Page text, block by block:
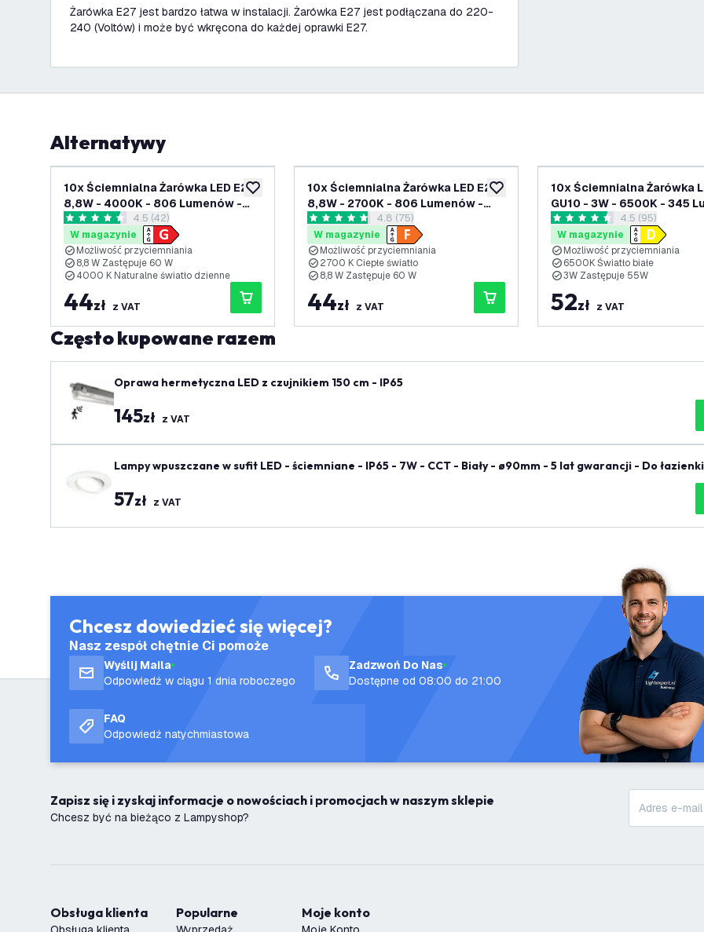
Żarówka E27 jest bardzo łatwa w instalacji. Żarówka E27 jest podłączana do 220-
240 (Voltów) i może być wkręcona do każdej oprawki E27.
Alternatywy
dodaj do listy życzeń
10x Ściemnialna Żarówka LED E27 -
8,8W - 4000K - 806 Lumenów -
Pakiet Rabatowyotwórz panel recenzji
4.5 Gwiazdki oceny
4.5 (42)
W magazynie
Możliwość przyciemniania
8,8 W Zastępuje 60 W
4000 K Naturalne światło dzienne
44zł z VAT
dodaj do listy życzeń
10x Ściemnialna Żarówka LED E27 -
8,8W - 2700K - 806 Lumenów -
Pakiet Rabatowyotwórz panel recenzji
4.8 Gwiazdki oceny
4.8 (75)
W magazynie
Możliwość przyciemniania
2700 K Ciepłe światło
8,8 W Zastępuje 60 W
44zł z VAT
10x Ściemnialna Żarówka
GU10 - 3W - 6500K - 345
- Szkło - Pakiet Rabatowy
otwórz panel
4.5 Gwiazdki oceny
4.5 (95)
W magazynie
Możliwość przyciemniania
6500K Światło białe
3W Zastępuje 55W
52zł z VAT
Często kupowane razem
Oprawa hermetyczna LED z czujnikiem 150 cm - IP65
145zł z VAT
Lampy wpuszczane w sufit LED - ściemniane - IP65 - 7W - CCT - Biały - ø90mm - 5 lat gwarancji - Do łazienki
57zł z VAT
Chcesz dowiedzieć się więcej?
Nasz zespół chętnie Ci pomoże
Wyślij Maila
Odpowiedź w ciągu 1 dnia roboczego
Zadzwoń Do Nas
Dostępne od 08:00 do 21:00
FAQ
Odpowiedź natychmiastowa
Zapisz się i zyskaj informacje o nowościach i promocjach w naszym sklepie
Chcesz być na bieżąco z Lampyshop?
Obsługa klienta Popularne Moje konto